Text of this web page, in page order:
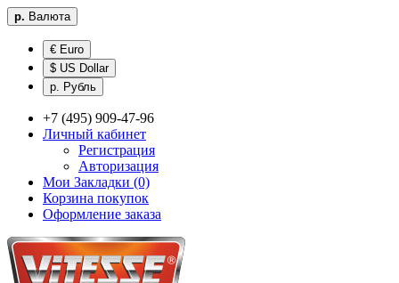
р. Валюта
€ Euro
$ US Dollar
р. Рубль
+7 (495) 909-47-96
Личный кабинет
Регистрация
Авторизация
Мои Закладки (0)
Корзина покупок
Оформление заказа